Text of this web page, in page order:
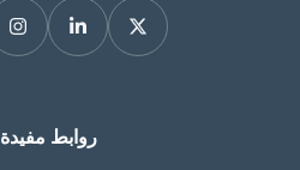
روابط مفيدة